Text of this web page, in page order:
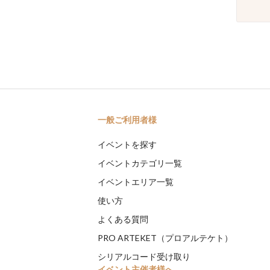
一般ご利用者様
イベントを探す
イベントカテゴリ一覧
イベントエリア一覧
使い方
よくある質問
PRO ARTEKET（プロアルテケト）
シリアルコード受け取り